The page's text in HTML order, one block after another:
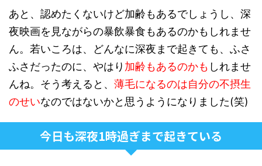
あと、認めたくないけど加齢もあるでしょうし、深
夜映画を見ながらの暴飲暴食もあるのかもしれませ
ん。若いころは、どんなに深夜まで起きても、ふさ
ふさだったのに、やはり 加齢もあるのかも しれませ
んね。そう考えると、 薄毛になるのは自分の不摂生
のせいなのではないかと思うようになりました(笑)
今日も深夜1時過ぎまで起きている